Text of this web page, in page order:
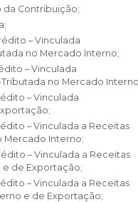
Contribuição;
– Vinculada
no Mercado Interno;
– Vinculada
no Mercado
– Vinculada
– Vinculada a Receitas
Mercado Interno;
– Vinculada a Receitas
de Exportação;
– Vinculada a Receitas
e de Exportação;